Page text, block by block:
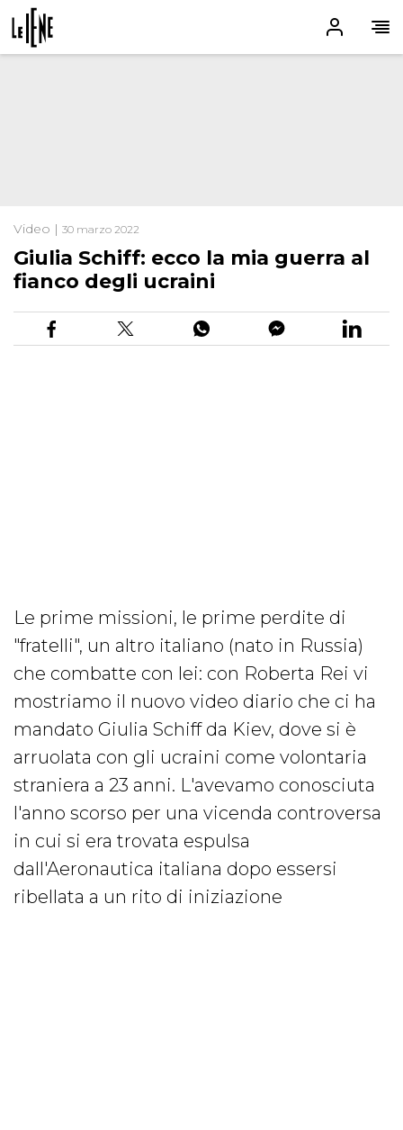
Video | 30 marzo 2022
Giulia Schiff: ecco la mia guerra al
fianco degli ucraini
Le prime missioni, le prime perdite di
"fratelli", un altro italiano (nato in Russia)
che combatte con lei: con Roberta Rei vi
mostriamo il nuovo video diario che ci ha
mandato Giulia Schiff da Kiev, dove si è
arruolata con gli ucraini come volontaria
straniera a 23 anni. L'avevamo conosciuta
l'anno scorso per una vicenda controversa
in cui si era trovata espulsa
dall'Aeronautica italiana dopo essersi
ribellata a un rito di iniziazione